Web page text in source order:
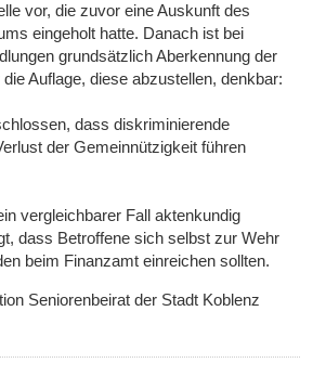
vor, die zuvor eine Auskunft des
eingeholt hatte. Danach ist bei
grundsätzlich Aberkennung der
Auflage, diese abzustellen, denkbar:
dass diskriminierende
der Gemeinnützigkeit führen
vergleichbarer Fall aktenkundig
dass Betroffene sich selbst zur Wehr
beim Finanzamt einreichen sollten.
Seniorenbeirat der Stadt Koblenz